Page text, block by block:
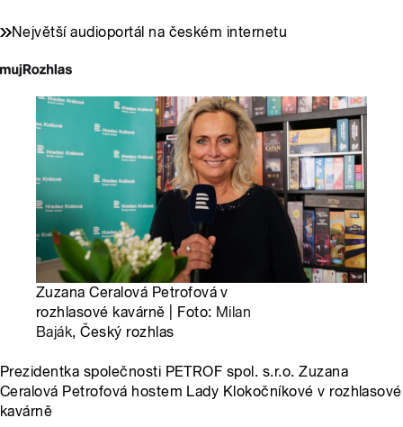
Největší audioportál na českém internetu
Zuzana Ceralová Petrofová v
rozhlasové kavárně | Foto: Milan
Baják, Český rozhlas
Prezidentka společnosti PETROF spol. s.r.o. Zuzana
Ceralová Petrofová hostem Lady Klokočníkové v rozhlasové
kavárně